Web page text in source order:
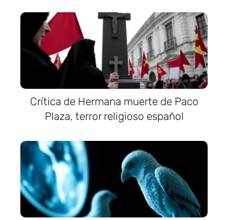
Crítica de Hermana muerte de Paco
Plaza, terror religioso español